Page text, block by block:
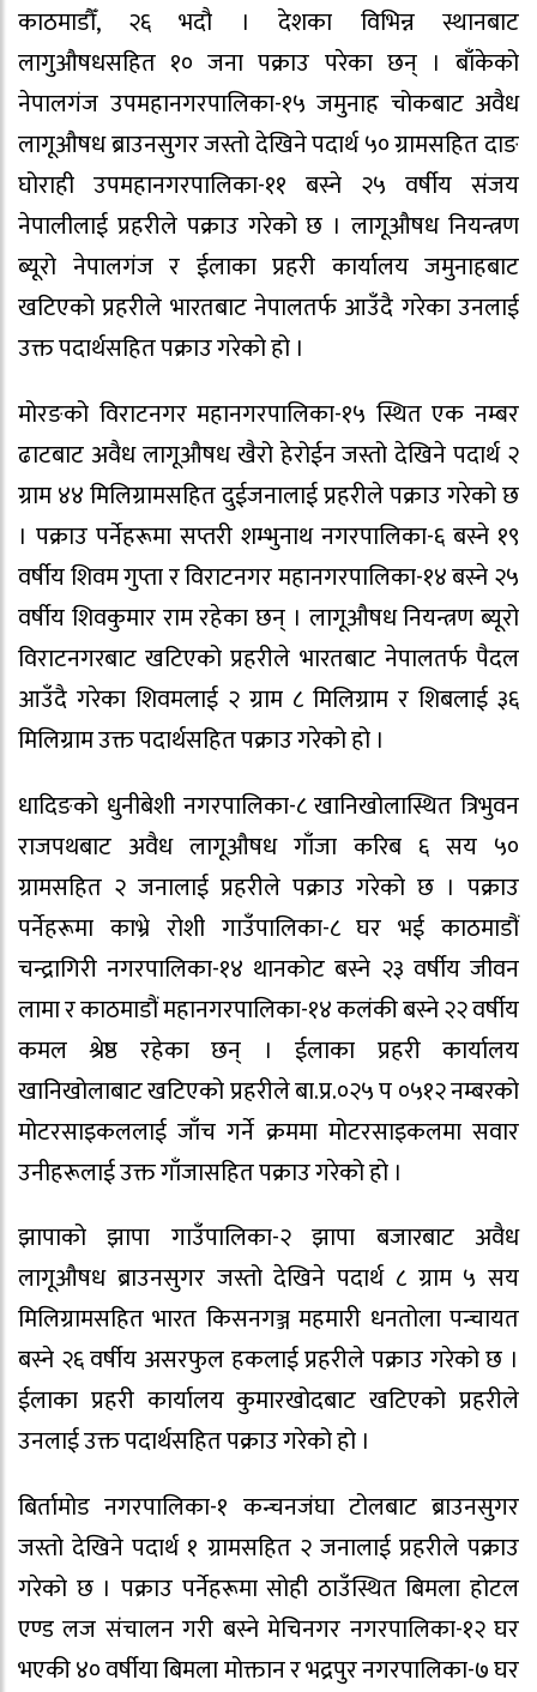
काठमाडौँ, २६ भदौ । देशका विभिन्न स्थानबाट
लागुऔषधसहित १० जना पक्राउ परेका छन् । बाँकेको
नेपालगंज उपमहानगरपालिका-१५ जमुनाह चोकबाट अवैध
लागूऔषध ब्राउनसुगर जस्तो देखिने पदार्थ ५० ग्रामसहित दाङ
घोराही उपमहानगरपालिका-११ बस्ने २५ वर्षीय संजय
नेपालीलाई प्रहरीले पक्राउ गरेको छ । लागूऔषध नियन्त्रण
ब्यूरो नेपालगंज र ईलाका प्रहरी कार्यालय जमुनाहबाट
खटिएको प्रहरीले भारतबाट नेपालतर्फ आउँदै गरेका उनलाई
उक्त पदार्थसहित पक्राउ गरेको हो ।
मोरङको विराटनगर महानगरपालिका-१५ स्थित एक नम्बर
ढाटबाट अवैध लागूऔषध खैरो हेरोईन जस्तो देखिने पदार्थ २
ग्राम ४४ मिलिग्रामसहित दुईजनालाई प्रहरीले पक्राउ गरेको छ
। पक्राउ पर्नेहरूमा सप्तरी शम्भुनाथ नगरपालिका-६ बस्ने १९
वर्षीय शिवम गुप्ता र विराटनगर महानगरपालिका-१४ बस्ने २५
वर्षीय शिवकुमार राम रहेका छन् । लागूऔषध नियन्त्रण ब्यूरो
विराटनगरबाट खटिएको प्रहरीले भारतबाट नेपालतर्फ पैदल
आउँदै गरेका शिवमलाई २ ग्राम ८ मिलिग्राम र शिबलाई ३६
मिलिग्राम उक्त पदार्थसहित पक्राउ गरेको हो ।
धादिङको धुनीबेशी नगरपालिका-८ खानिखोलास्थित त्रिभुवन
राजपथबाट अवैध लागूऔषध गाँजा करिब ६ सय ५०
ग्रामसहित २ जनालाई प्रहरीले पक्राउ गरेको छ । पक्राउ
पर्नेहरूमा काभ्रे रोशी गाउँपालिका-८ घर भई काठमाडौं
चन्द्रागिरी नगरपालिका-१४ थानकोट बस्ने २३ वर्षीय जीवन
लामा र काठमाडौं महानगरपालिका-१४ कलंकी बस्ने २२ वर्षीय
कमल श्रेष्ठ रहेका छन् । ईलाका प्रहरी कार्यालय
खानिखोलाबाट खटिएको प्रहरीले बा.प्र.०२५ प ०५१२ नम्बरको
मोटरसाइकललाई जाँच गर्ने क्रममा मोटरसाइकलमा सवार
उनीहरूलाई उक्त गाँजासहित पक्राउ गरेको हो ।
झापाको झापा गाउँपालिका-२ झापा बजारबाट अवैध
लागूऔषध ब्राउनसुगर जस्तो देखिने पदार्थ ८ ग्राम ५ सय
मिलिग्रामसहित भारत किसनगञ्ज महमारी धनतोला पन्चायत
बस्ने २६ वर्षीय असरफुल हकलाई प्रहरीले पक्राउ गरेको छ ।
ईलाका प्रहरी कार्यालय कुमारखोदबाट खटिएको प्रहरीले
उनलाई उक्त पदार्थसहित पक्राउ गरेको हो ।
बिर्तामोड नगरपालिका-१ कन्चनजंघा टोलबाट ब्राउनसुगर
जस्तो देखिने पदार्थ १ ग्रामसहित २ जनालाई प्रहरीले पक्राउ
गरेको छ । पक्राउ पर्नेहरूमा सोही ठाउँस्थित बिमला होटल
एण्ड लज संचालन गरी बस्ने मेचिनगर नगरपालिका-१२ घर
भएकी ४० वर्षीया बिमला मोक्तान र भद्रपुर नगरपालिका-७ घर